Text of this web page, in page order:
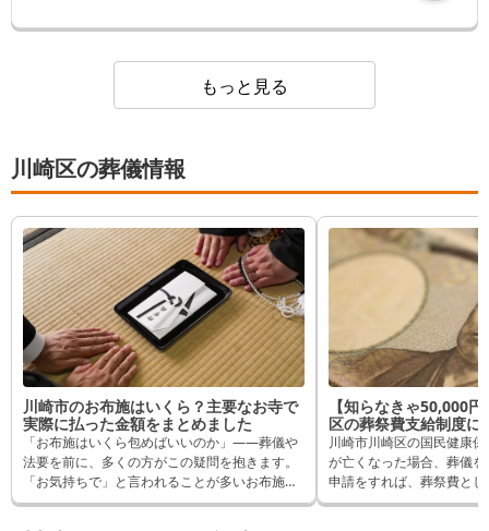
もっと見る
川崎区の葬儀情報
川崎市のお布施はいくら？主要なお寺で
実際に払った金額をまとめました
「お布施はいくら包めばいいのか」——葬儀や
法要を前に、多くの方がこの疑問を抱きます。
「お気持ちで」と言われることが多いお布施で
すが、実際にはいくら包んでいる方が多いの
【知らなきゃ50,000
区の葬祭費支給制度に
川崎市川崎区の国民健康
が亡くなった場合、葬儀
申請をすれば、葬祭費と
ことができます。 逆に申